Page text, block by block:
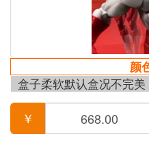
颜
盒子柔软默认盒况不完美
￥